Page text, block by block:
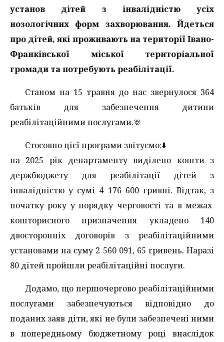
установ дітей з інвалідністю усіх
нозологічних форм захворювання. Йдеться
про дітей, які проживають на території Івано-
Франківської міської територіальної
громади та потребують реабілітації.
Станом на 15 травня до нас звернулося 364
батьків для забезпечення дитини
реабілітаційними послугами.🫶
Стосовно цієї програми звітуємо:⬇️
на 2025 рік департаменту виділено кошти з
держбюджету для реабілітації дітей з
інвалідністю у сумі 4 176 600 гривні. Відтак, з
початку року у порядку черговості та в межах
кошторисного призначення укладено 140
двосторонніх договорів з реабілітаційними
установами на суму 2 560 091, 65 гривень. Наразі
80 дітей пройшли реабілітаційні послуги.
Додамо, що першочергово реабілітаційними
послугами забезпечуються відповідно до
поданих заяв діти, які не були забезпечені ними
в попередньому бюджетному році внаслідок